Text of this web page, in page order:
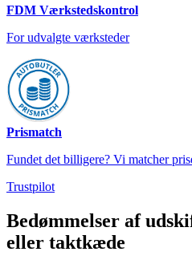
FDM Værkstedskontrol
For udvalgte værksteder
Prismatch
Fundet det billigere? Vi matcher
Trustpilot
Bedømmelser af
eller taktkæde